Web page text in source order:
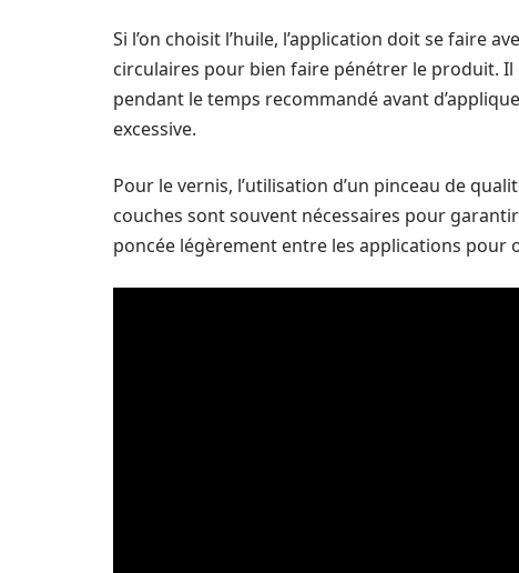
Si l’on choisit l’huile, l’application doit se faire
circulaires pour bien faire pénétrer le produit.
pendant le temps recommandé avant
excessive.
Pour le vernis, l’utilisation d’un pinceau de
couches sont souvent nécessaires pour
poncée légèrement entre les applications pour